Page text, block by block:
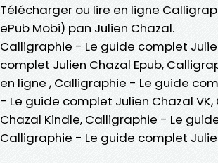
Télécharger ou lire en ligne
ePub Mobi) pan Julien Chazal.
Calligraphie - Le guide complet
complet Julien Chazal Epub,
en ligne , Calligraphie - Le guide
- Le guide complet Julien Chazal
Chazal Kindle, Calligraphie - Le
Calligraphie - Le guide complet